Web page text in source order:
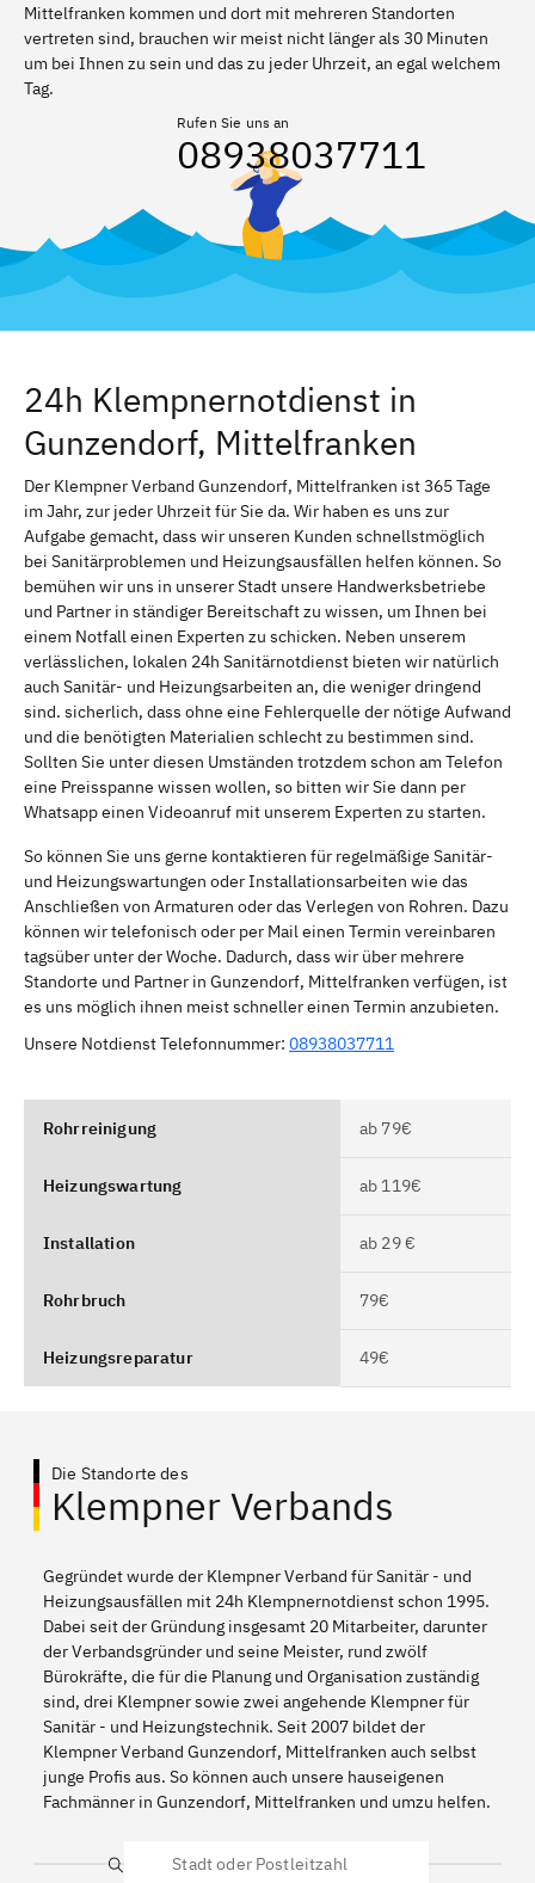
Mittelfranken kommen und dort mit mehreren Standorten
vertreten sind, brauchen wir meist nicht länger als 30 Minuten
um bei Ihnen zu sein und das zu jeder Uhrzeit, an egal welchem
Tag.
Rufen Sie uns an
08938037711
24h Klempnernotdienst in
Gunzendorf, Mittelfranken
Der Klempner Verband Gunzendorf, Mittelfranken ist 365 Tage
im Jahr, zur jeder Uhrzeit für Sie da. Wir haben es uns zur
Aufgabe gemacht, dass wir unseren Kunden schnellstmöglich
bei Sanitärproblemen und Heizungsausfällen helfen können. So
bemühen wir uns in unserer Stadt unsere Handwerksbetriebe
und Partner in ständiger Bereitschaft zu wissen, um Ihnen bei
einem Notfall einen Experten zu schicken. Neben unserem
verlässlichen, lokalen 24h Sanitärnotdienst bieten wir natürlich
auch Sanitär- und Heizungsarbeiten an, die weniger dringend
sind. sicherlich, dass ohne eine Fehlerquelle der nötige Aufwand
und die benötigten Materialien schlecht zu bestimmen sind.
Sollten Sie unter diesen Umständen trotzdem schon am Telefon
eine Preisspanne wissen wollen, so bitten wir Sie dann per
Whatsapp einen Videoanruf mit unserem Experten zu starten.
So können Sie uns gerne kontaktieren für regelmäßige Sanitär-
und Heizungswartungen oder Installationsarbeiten wie das
Anschließen von Armaturen oder das Verlegen von Rohren. Dazu
können wir telefonisch oder per Mail einen Termin vereinbaren
tagsüber unter der Woche. Dadurch, dass wir über mehrere
Standorte und Partner in Gunzendorf, Mittelfranken verfügen, ist
es uns möglich ihnen meist schneller einen Termin anzubieten.
Unsere Notdienst Telefonnummer: 08938037711
Rohrreinigung ab 79€
Heizungswartung ab 119€
Installation ab 29 €
Rohrbruch 79€
Heizungsreparatur 49€
Die Standorte des
Klempner Verbands
Gegründet wurde der Klempner Verband für Sanitär - und
Heizungsausfällen mit 24h Klempnernotdienst schon 1995.
Dabei seit der Gründung insgesamt 20 Mitarbeiter, darunter
der Verbandsgründer und seine Meister, rund zwölf
Bürokräfte, die für die Planung und Organisation zuständig
sind, drei Klempner sowie zwei angehende Klempner für
Sanitär - und Heizungstechnik. Seit 2007 bildet der
Klempner Verband Gunzendorf, Mittelfranken auch selbst
junge Profis aus. So können auch unsere hauseigenen
Fachmänner in Gunzendorf, Mittelfranken und umzu helfen.
Suche